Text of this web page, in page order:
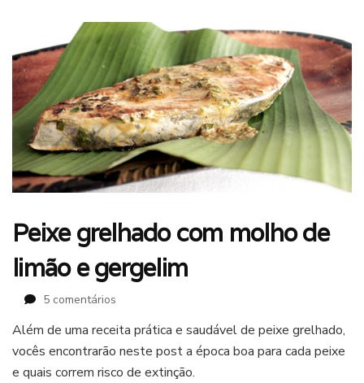
Peixe grelhado com molho de
limão e gergelim
5 comentários
grelhado
com
molho
Além de uma receita prática e saudável de peixe grelhado,
vocês encontrarão neste post a época boa para cada peixe
e quais correm risco de extinção.